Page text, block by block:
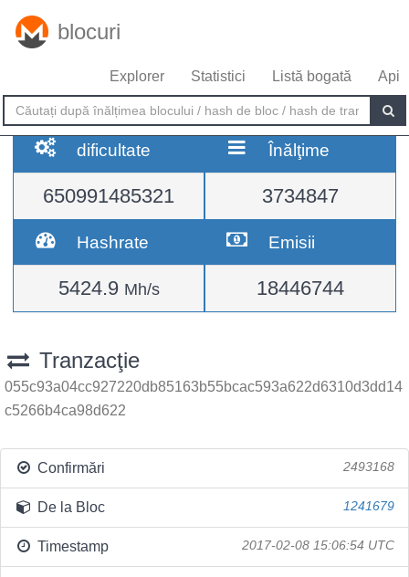
blocuri
Explorer Statistici Listă bogată Api
dificultate
650991485321
Înălţime
3734847
Hashrate
5424.9 Mh/s
Emisii
18446744
Tranzacţie
055c93a04cc927220db85163b55bcac593a622d6310d3dd14
c5266b4ca98d622
Confirmări 2493168
De la Bloc 1241679
Timestamp 2017-02-08 15:06:54 UTC